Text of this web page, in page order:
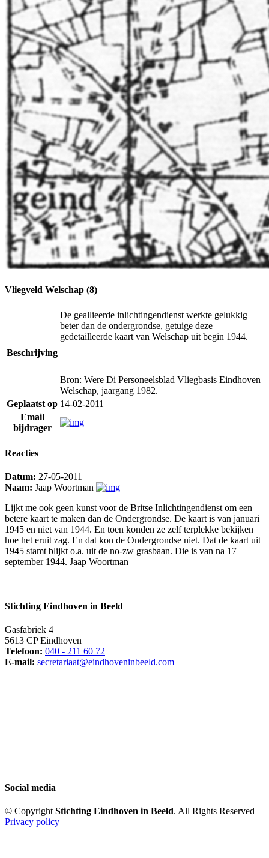
Vliegveld Welschap (8)
Beschrijving
De geallieerde inlichtingendienst werkte gelukkig
beter dan de ondergrondse, getuige deze
gedetailleerde kaart van Welschap uit begin 1944.
Bron: Were Di Personeelsblad Vliegbasis Eindhoven
Welschap, jaargang 1982.
Geplaatst op 14-02-2011
Email
bijdrager
Reacties
Datum: 27-05-2011
Naam: Jaap Woortman
Lijkt me ook geen kunst voor de Britse Inlichtingendienst om een
betere kaart te maken dan de Ondergrondse. De kaart is van januari
1945 en niet van 1944. En toen konden ze zelf terplekke bekijken
hoe het eruit zag. En dat kon de Ondergrondse niet. Dat de kaart uit
1945 stamt blijkt o.a. uit de no-zw grasbaan. Die is van na 17
september 1944. Jaap Woortman
Stichting Eindhoven in Beeld
Gasfabriek 4
5613 CP Eindhoven
Telefoon: 040 - 211 60 72
E-mail: secretariaat@eindhoveninbeeld.com
Social media
© CopyrightStichting Eindhoven in Beeld. All Rights Reserved |
Privacy policy